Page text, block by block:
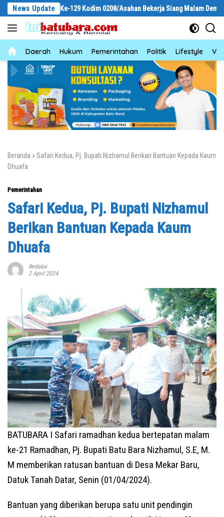
Langsung
konten
News Update
Ke-129 Kodim 0208/Asahan Bekerja Siang Malam Demi Renovasi
NewsDaerah Hukum Pemerintahan Politik Lifestyle
Beranda » Safari Kedua, Pj. Bupati Nizhamul Berikan Bantuan Kepada Kaum
Dhuafa
Pemerintahan
Safari Kedua, Pj. Bupati Nizhamul
Berikan Bantuan Kepada Kaum
Dhuafa
Redaksi
2 April 2024
BATUBARA I Safari ramadhan kedua bertepatan malam
ke-21 Ramadhan, Pj. Bupati Batu Bara Nizhamul, S.E, M.
M memberikan ratusan bantuan di Desa Mekar Baru,
Datuk Tanah Datar, Senin (01/04/2024).
Bantuan yang diberikan berupa satu unit pendingin